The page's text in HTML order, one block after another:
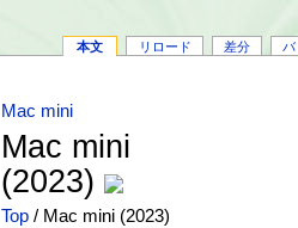
本文 リロード 差分 バ
Mac mini
Mac mini
(2023)
Top / Mac mini (2023)